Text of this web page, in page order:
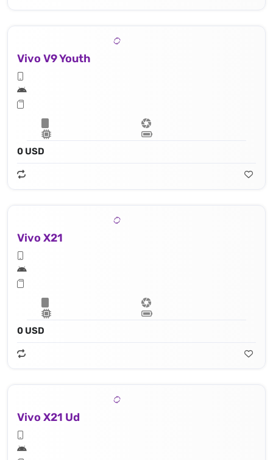
Vivo V9 Youth
0 USD
Vivo X21
0 USD
Vivo X21 Ud